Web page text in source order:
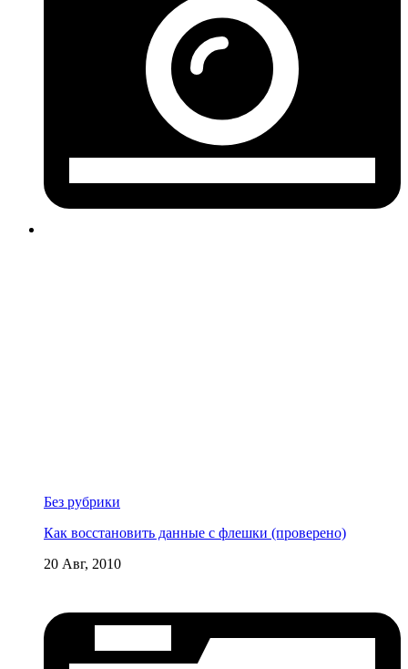
Без рубрики
Как восстановить данные с флешки (проверено)
20 Авг, 2010